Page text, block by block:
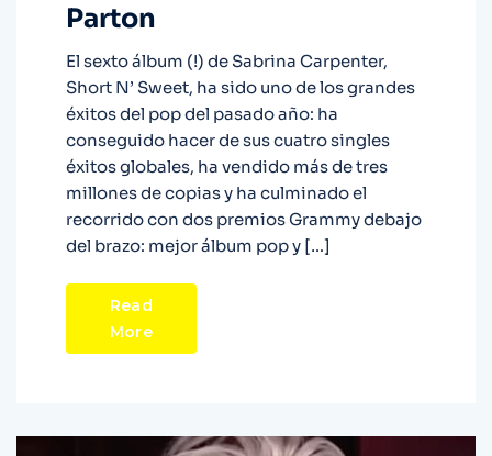
Parton
El sexto álbum (!) de Sabrina Carpenter,
Short N’ Sweet, ha sido uno de los grandes
éxitos del pop del pasado año: ha
conseguido hacer de sus cuatro singles
éxitos globales, ha vendido más de tres
millones de copias y ha culminado el
recorrido con dos premios Grammy debajo
del brazo: mejor álbum pop y […]
Read
More